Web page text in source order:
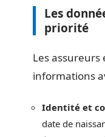
Les
priorité
Les
informations
Identité et
date de